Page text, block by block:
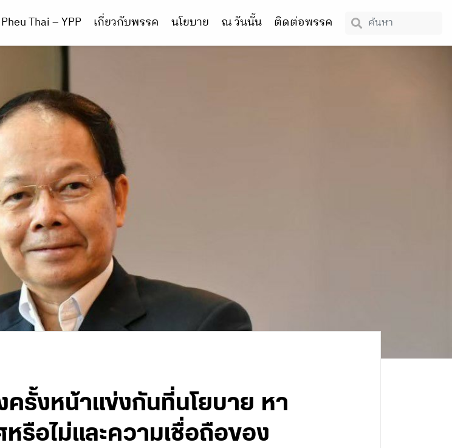
Pheu Thai – YPP เกี่ยวกับพรรค นโยบาย ณ วันนั้น ติดต่อพรรค
ครั้งหน้าแข่งกันที่นโยบาย หา
หรือไม่และความเชื่อถือของ